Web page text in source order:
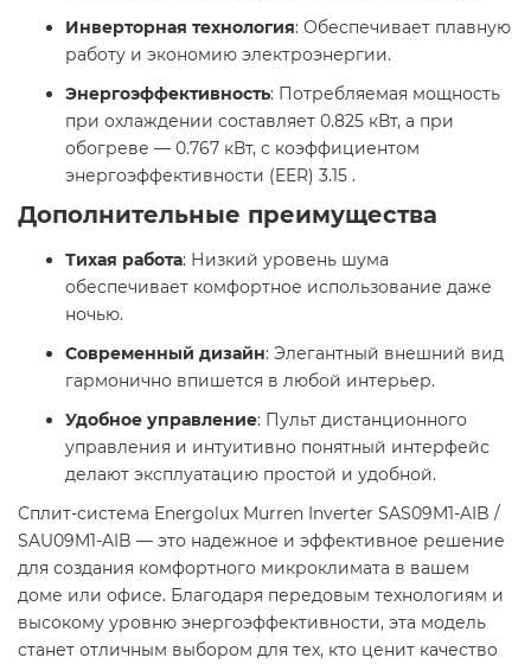
Инверторная технология: Обеспечивает плавную
работу и экономию электроэнергии.​
Энергоэффективность: Потребляемая мощность
при охлаждении составляет 0.825 кВт, а при
обогреве — 0.767 кВт, с коэффициентом
энергоэффективности (EER) 3.15 .​
Дополнительные преимущества
Тихая работа: Низкий уровень шума
обеспечивает комфортное использование даже
ночью.​
Современный дизайн: Элегантный внешний вид
гармонично впишется в любой интерьер.​
Удобное управление: Пульт дистанционного
управления и интуитивно понятный интерфейс
делают эксплуатацию простой и удобной.​
Сплит-система Energolux Murren Inverter SAS09M1-AIB /
SAU09M1-AIB — это надежное и эффективное решение
для создания комфортного микроклимата в вашем
доме или офисе. Благодаря передовым технологиям и
высокому уровню энергоэффективности, эта модель
станет отличным выбором для тех, кто ценит качество